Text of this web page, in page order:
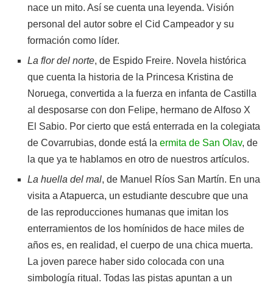
nace un mito. Así se cuenta una leyenda. Visión
personal del autor sobre el Cid Campeador y su
formación como líder.
La flor del norte, de Espido Freire. Novela histórica
que cuenta la historia de la Princesa Kristina de
Noruega, convertida a la fuerza en infanta de Castilla
al desposarse con don Felipe, hermano de Alfoso X
El Sabio. Por cierto que está enterrada en la colegiata
de Covarrubias, donde está la ermita de San Olav, de
la que ya te hablamos en otro de nuestros artículos.
La huella del mal, de Manuel Ríos San Martín. En una
visita a Atapuerca, un estudiante descubre que una
de las reproducciones humanas que imitan los
enterramientos de los homínidos de hace miles de
años es, en realidad, el cuerpo de una chica muerta.
La joven parece haber sido colocada con una
simbología ritual. Todas las pistas apuntan a un